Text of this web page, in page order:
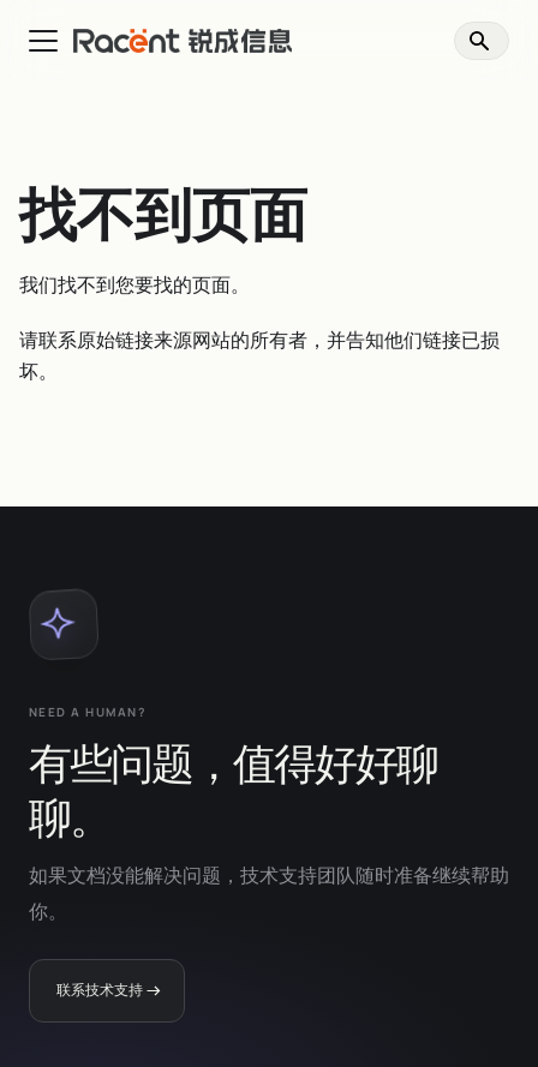
找不到页面
我们找不到您要找的页面。
请联系原始链接来源网站的所有者，并告知他们链接已损
坏。
NEED A HUMAN?
有些问题，值得好好聊
聊。
如果文档没能解决问题，技术支持团队随时准备继续帮助
你。
联系技术支持